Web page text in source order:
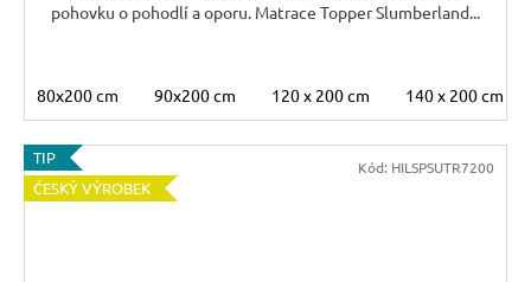
pohovku o pohodlí a oporu. Matrace Topper Slumberland...
80x200 cm 90x200 cm 120 x 200 cm 140 x 200 cm
TIP
ČESKÝ VÝROBEK
Kód: HILSPSUTR7200